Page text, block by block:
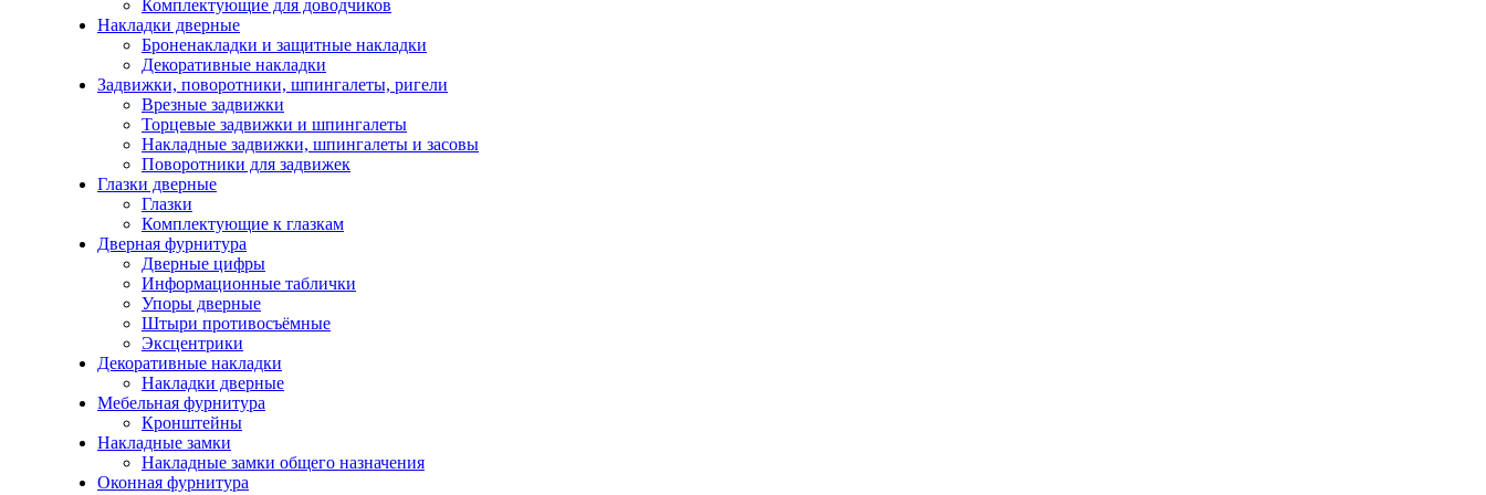
Комплектующие для доводчиков
Накладки дверные
Броненакладки и защитные накладки
Декоративные накладки
Задвижки, поворотники, шпингалеты, ригели
Врезные задвижки
Торцевые задвижки и шпингалеты
Накладные задвижки, шпингалеты и засовы
Поворотники для задвижек
Глазки дверные
Глазки
Комплектующие к глазкам
Дверная фурнитура
Дверные цифры
Информационные таблички
Упоры дверные
Штыри противосъёмные
Эксцентрики
Декоративные накладки
Накладки дверные
Мебельная фурнитура
Кронштейны
Накладные замки
Накладные замки общего назначения
Оконная фурнитура